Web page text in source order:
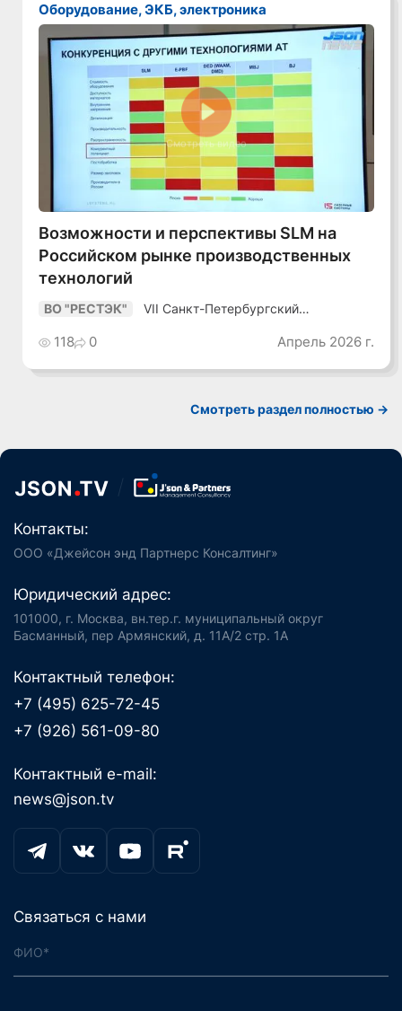
Оборудование, ЭКБ, электроника
Смотреть видео
Возможности и перспективы SLM на
Российском рынке производственных
технологий
ВО "РЕСТЭК"
VII Санкт-Петербургский
118 0 Апрель 2026 г.
Смотреть раздел полностью ->
Контакты:
ООО «Джейсон энд Партнерс Консалтинг»
Юридический адрес:
101000, г. Москва, вн.тер.г. муниципальный округ
Басманный, пер Армянский, д. 11А/2 стр. 1А
Контактный телефон:
+7 (495) 625-72-45
+7 (926) 561-09-80
Контактный e-mail:
news@json.tv
Связаться с нами